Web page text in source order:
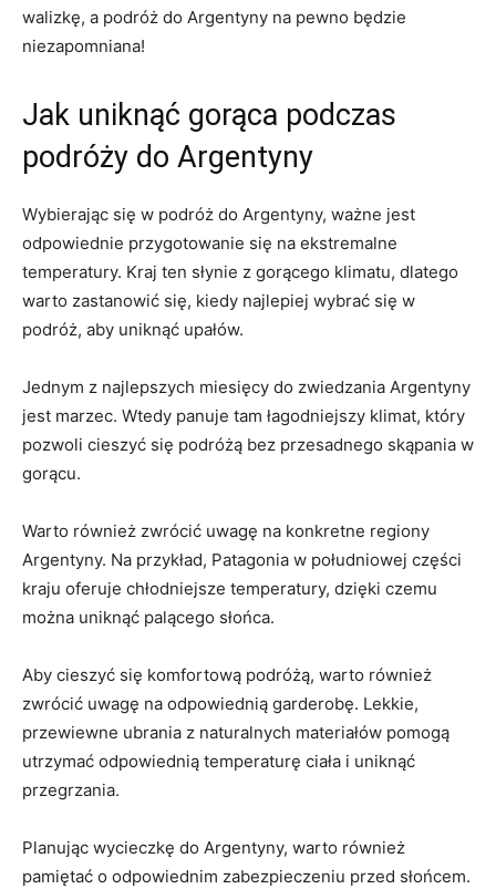
walizkę, a podróż do⁣ Argentyny na pewno będzie
⁣niezapomniana!
Jak ⁤uniknąć gorąca podczas
podróży do Argentyny
Wybierając się w podróż⁤ do Argentyny, ważne jest
odpowiednie⁤ przygotowanie się na⁤ ekstremalne​
temperatury. Kraj ten słynie z gorącego klimatu, dlatego‌
warto zastanowić się, kiedy najlepiej wybrać się w
podróż, aby uniknąć upałów.
Jednym z najlepszych miesięcy ‌do zwiedzania Argentyny
jest marzec. Wtedy panuje⁢ tam ‍łagodniejszy klimat, który
pozwoli cieszyć się ‌podróżą bez⁣ przesadnego skąpania w
gorącu.
Warto również zwrócić uwagę na konkretne regiony
Argentyny. Na przykład, Patagonia w południowej części
kraju oferuje​ chłodniejsze temperatury, dzięki czemu
można ⁣uniknąć palącego słońca.
Aby ⁢cieszyć się komfortową podróżą, warto również
zwrócić uwagę na odpowiednią garderobę. ‌Lekkie,
przewiewne ubrania z naturalnych materiałów pomogą
utrzymać odpowiednią temperaturę ciała‍ i uniknąć
przegrzania.
Planując⁤ wycieczkę do Argentyny, warto również
pamiętać o odpowiednim zabezpieczeniu przed⁣ słońcem.